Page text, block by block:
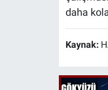
daha
Kaynak: